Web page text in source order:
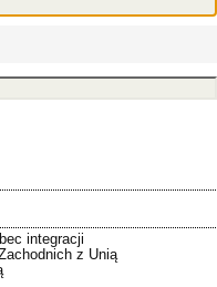
integracji
z Unią